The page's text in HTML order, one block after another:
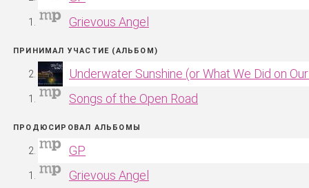
Grievous Angel
ПРИНИМАЛ УЧАСТИЕ (АЛЬБОМ)
Underwater Sunshine (or What We Did on
Songs of the Open Road
ПРОДЮСИРОВАЛ АЛЬБОМЫ
GP
Grievous Angel